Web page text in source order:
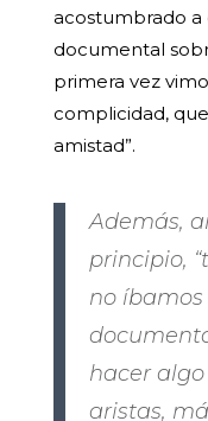
acostumbrado a
documental
primera vez
complicidad,
amistad”.
Además,
principio,
no
hacer
aristas,